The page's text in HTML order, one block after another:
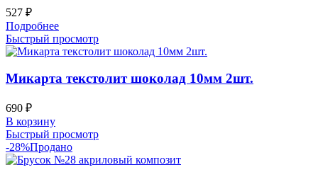
527 ₽
Подробнее
Быстрый просмотр
Микарта текстолит шоколад 10мм 2шт.
690 ₽
В корзину
Быстрый просмотр
-28%Продано